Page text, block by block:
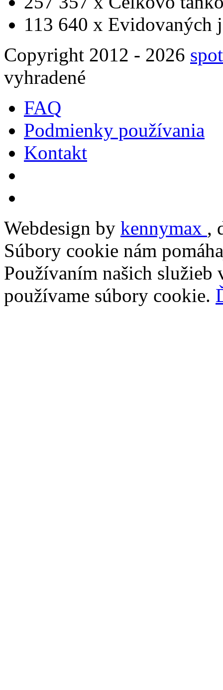
113 640 x Evidovaných
Copyright 2012 - 2026
vyhradené
FAQ
Podmienky používania
Kontakt
Webdesign by kennymax ,
Súbory cookie nám
Používaním našich služieb
používame súbory cookie.